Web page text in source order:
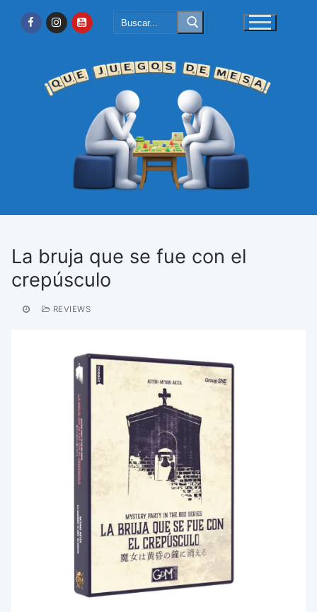
Buscar:
La bruja que se fue con el
crepúsculo
REVIEWS